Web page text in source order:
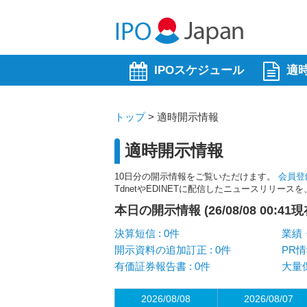
IPOスケジュール 適
トップ> 適時開示情報
適時開示情報
10日分の開示情報をご覧いただけます。 会員登
TdnetやEDINETに配信したニュースリリース
本日の開示情報 (26/08/08 00:41現
決算短信 : 0件 業績
開示資料の追加訂正 : 0件
PR
有価証券報告書 : 0件
大量
2026/08/08 2026/08/07